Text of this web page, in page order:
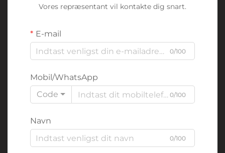
Vores repræsentant vil kontakte dig snart.
E-mail
0/100
Mobil/WhatsApp
Code
0/100
Navn
0/100